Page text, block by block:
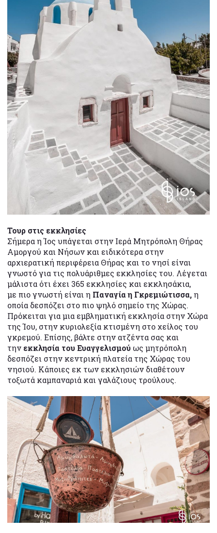
Τουρ στις εκκλησίες
Σήμερα η Ίος υπάγεται στην Ιερά Μητρόπολη Θήρας
Αμοργού και Νήσων και ειδικότερα στην
αρχιερατική περιφέρεια Θήρας και το νησί είναι
γνωστό για τις πολυάριθμες εκκλησίες του. Λέγεται
μάλιστα ότι έχει 365 εκκλησίες και εκκλησάκια,
με πιο γνωστή είναι η Παναγία η Γκρεμιώτισσα,η
οποία δεσπόζει στο πιο ψηλό σημείο της Χώρας.
Πρόκειται για μια εμβληματική εκκλησία στην Χώρα
της Ίου, στην κυριολεξία κτισμένη στο χείλος του
γκρεμού. Επίσης, βάλτε στην ατζέντα σας και
την εκκλησία του Ευαγγελισμού ως μητρόπολη
δεσπόζει στην κεντρική πλατεία της Χώρας του
νησιού. Κάποιες εκ των εκκλησιών διαθέτουν
τοξωτά καμπαναριά και γαλάζιους τρούλους.